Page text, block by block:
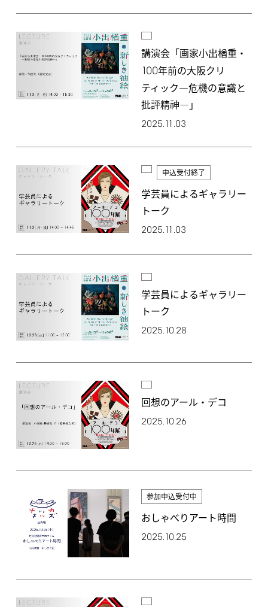
講演会「画家小出楢󠄀重・
100年前の大阪クリ
ティック―危機の意識と
批評精神―」
2025.11.03
申込受付終了
学芸員によるギャラリー
トーク
2025.11.03
学芸員によるギャラリー
トーク
2025.10.28
回想のアール・デコ
2025.10.26
参加申込受付中
おしゃべりアート時間
2025.10.25